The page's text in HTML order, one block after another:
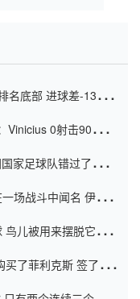
名底部 进球差-13令人
0射击90分钟
家足球队错过了世界
场战斗中闻名 伊万放
鸟儿被用来摆脱它
买了菲利克斯 签了7年